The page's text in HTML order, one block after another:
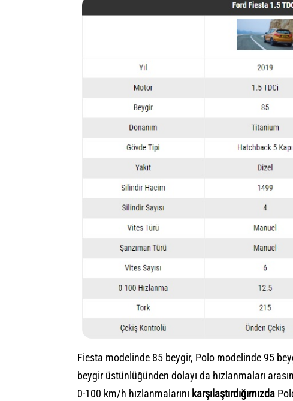
Fiesta modelinde 85 beygir, Polo modelinde 95
beygir üstünlüğünden dolayı da hızlanmaları
0-100 km/h hızlanmalarını karşılaştırdığımızda